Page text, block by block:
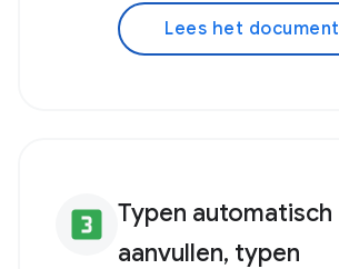
Lees het document
looks_3 Typen automatisch
aanvullen, typen